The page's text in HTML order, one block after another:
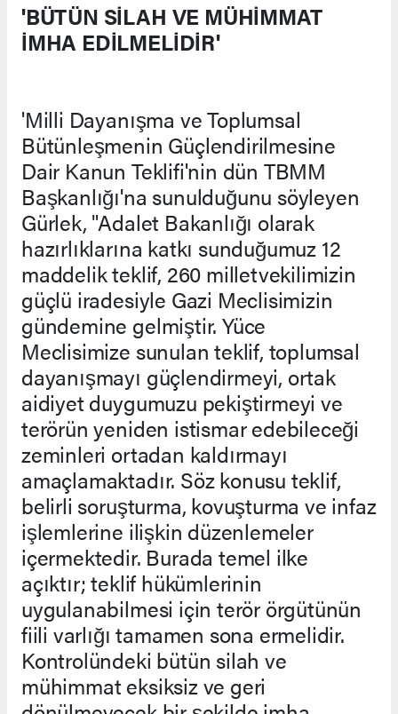
'BÜTÜN SİLAH VE MÜHİMMAT
İMHA EDİLMELİDİR'
'Milli Dayanışma ve Toplumsal
Bütünleşmenin Güçlendirilmesine
Dair Kanun Teklifi'nin dün TBMM
Başkanlığı'na sunulduğunu söyleyen
Gürlek, "Adalet Bakanlığı olarak
hazırlıklarına katkı sunduğumuz 12
maddelik teklif, 260 milletvekilimizin
güçlü iradesiyle Gazi Meclisimizin
gündemine gelmiştir. Yüce
Meclisimize sunulan teklif, toplumsal
dayanışmayı güçlendirmeyi, ortak
aidiyet duygumuzu pekiştirmeyi ve
terörün yeniden istismar edebileceği
zeminleri ortadan kaldırmayı
amaçlamaktadır. Söz konusu teklif,
belirli soruşturma, kovuşturma ve infaz
işlemlerine ilişkin düzenlemeler
içermektedir. Burada temel ilke
açıktır; teklif hükümlerinin
uygulanabilmesi için terör örgütünün
fiili varlığı tamamen sona ermelidir.
Kontrolündeki bütün silah ve
mühimmat eksiksiz ve geri